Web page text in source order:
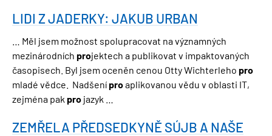
LIDI Z JADERKY: JAKUB URBAN
… Měl jsem možnost spolupracovat na významných
mezinárodních projektech a publikovat v impaktovaných
časopisech. Byl jsem oceněn cenou Otty Wichterleho pro
mladé vědce. Nadšeníproaplikovanou vědu v oblasti IT,
zejména pak pro jazyk …
ZEMŘELA PŘEDSEDKYNĚ SÚJB A NAŠE